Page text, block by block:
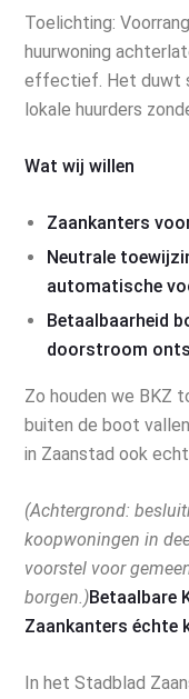
Toelichting:
huurwoning
effectief. Het duwt
lokale huurders
Wat wij willen
Zaankanters
Neutrale
automatische
Betaalbaarheid
doorstroom
Zo houden we BKZ
buiten de boot
in Zaanstad ook
(Achtergrond:
koopwoningen in
voorstel voor
borgen.)Betaalbare
Zaankanters échte
In het Stadblad